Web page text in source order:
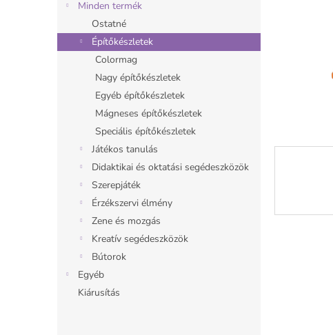
l
Minden termék
Ostatné
Építőkészletek
Colormag
Nagy építőkészletek
Egyéb építőkészletek
Mágneses építőkészletek
Speciális építőkészletek
Játékos tanulás
Didaktikai és oktatási segédeszközök
Szerepjáték
Érzékszervi élmény
Zene és mozgás
Kreatív segédeszközök
Bútorok
Egyéb
Kiárusítás